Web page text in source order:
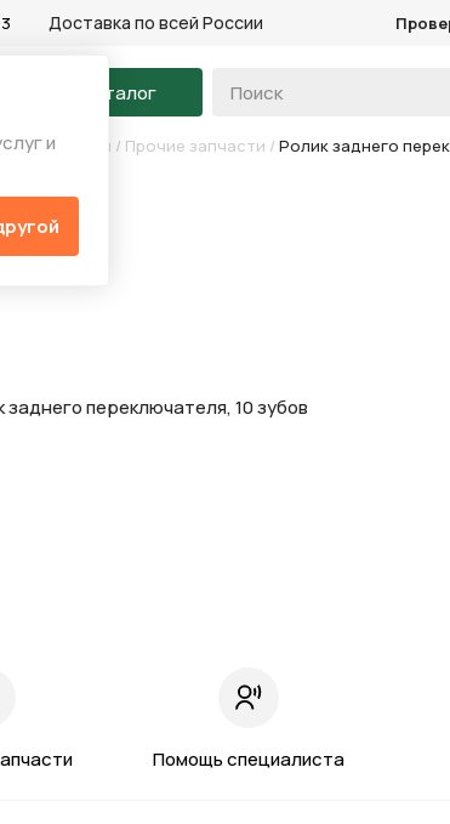
и
Доставка по всей России
Каталог
скоростей / Прочие запчасти / Ролик заднего
Помощь специалиста